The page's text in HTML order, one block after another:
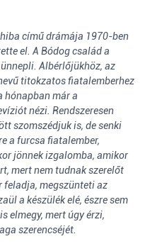
című drámája 1970-ben
el. A Bódog család a
Albérlőjükhöz, az
titokzatos fiatalemberhez
hónapban már a
nézi. Rendszeresen
szomszédjuk is, de senki
a furcsa fiatalember,
jönnek izgalomba, amikor
mert nem tudnak szerelőt
feladja, megszünteti az
a készülék elé, észre sem
elmegy, mert úgy érzi,
szerencséjét.